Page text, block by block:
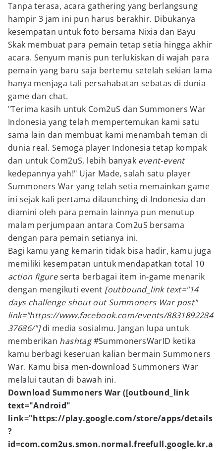
Tanpa terasa, acara gathering yang berlangsung
hampir 3 jam ini pun harus berakhir. Dibukanya
kesempatan untuk foto bersama Nixia dan Bayu
Skak membuat para pemain tetap setia hingga akhir
acara. Senyum manis pun terlukiskan di wajah para
pemain yang baru saja bertemu setelah sekian lama
hanya menjaga tali persahabatan sebatas di dunia
game dan chat.
"Terima kasih untuk Com2uS dan Summoners War
Indonesia yang telah mempertemukan kami satu
sama lain dan membuat kami menambah teman di
dunia real. Semoga player Indonesia tetap kompak
dan untuk Com2uS, lebih banyak event-event
kedepannya yah!" Ujar Made, salah satu player
Summoners War yang telah setia memainkan game
ini sejak kali pertama dilaunching di Indonesia dan
diamini oleh para pemain lainnya pun menutup
malam perjumpaan antara Com2uS bersama
dengan para pemain setianya ini.
Bagi kamu yang kemarin tidak bisa hadir, kamu juga
memiliki kesempatan untuk mendapatkan total 10
action figureserta berbagai item in-game menarik
dengan mengikuti event [outbound_link text="14
days challenge shout out Summoners War post"
link="https://www.facebook.com/events/8831892284
37686/"]di media sosialmu. Jangan lupa untuk
memberikan hashtag#SummonersWarID ketika
kamu berbagi keseruan kalian bermain Summoners
War. Kamu bisa men-download Summoners War
melalui tautan di bawah ini.
Download Summoners War ([outbound_link
text="Android"
link="https://play.google.com/store/apps/details
?
id=com.com2us.smon.normal.freefull.google.kr.a